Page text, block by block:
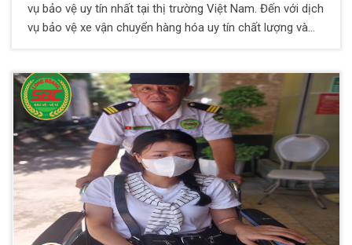
vụ bảo vệ uy tín nhất tại thị trường Việt Nam. Đến với dịch
vụ bảo vệ xe vận chuyển hàng hóa uy tín chất lượng và
giúp phòng tránh mọi rủi ro xảy ra trong quá trình vận
chuyển hàng hóa và đảm bảo được độ an toàn cho hàng
hóa có giá trị cao cho khách hàng.